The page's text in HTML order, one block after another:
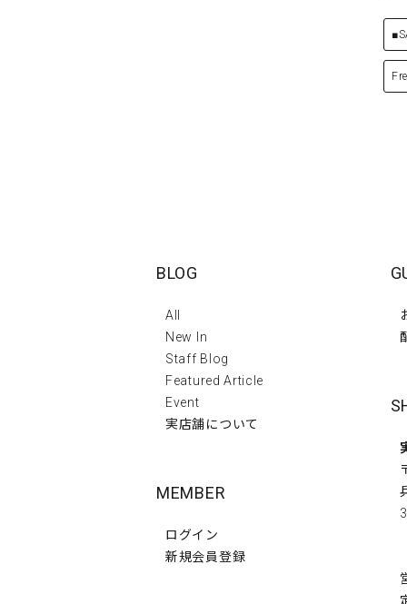
BLOG
All
New In
Staff Blog
Featured Article
Event
実店舗について
MEMBER
ログイン
新規会員登録